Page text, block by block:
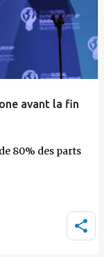
avant la fin
80% des parts